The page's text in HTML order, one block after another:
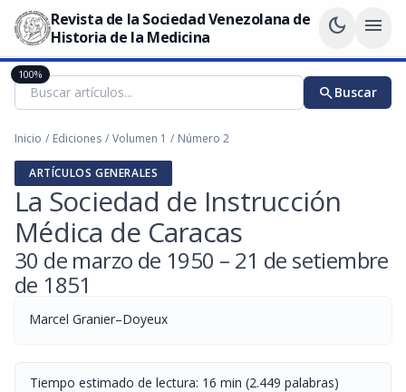
Revista de la Sociedad Venezolana de
Historia de la Medicina
dark_mode menu
searchBuscar
Inicio / Ediciones / Volumen 1 / Número 2
ARTÍCULOS GENERALES
La Sociedad de Instrucción
Médica de Caracas
30 de marzo de 1950 – 21 de setiembre
de 1851
Marcel Granier–Doyeux
Tiempo estimado de lectura: 16 min (2.449 palabras)
100%